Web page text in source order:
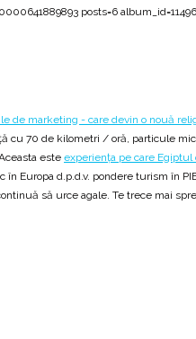
posts=6
de marketing - care devin o nouă
cu 70 de kilometri / oră, particule
este experiența pe care
Europa d.p.d.v. pondere turism în
să urce agale. Te trece mai